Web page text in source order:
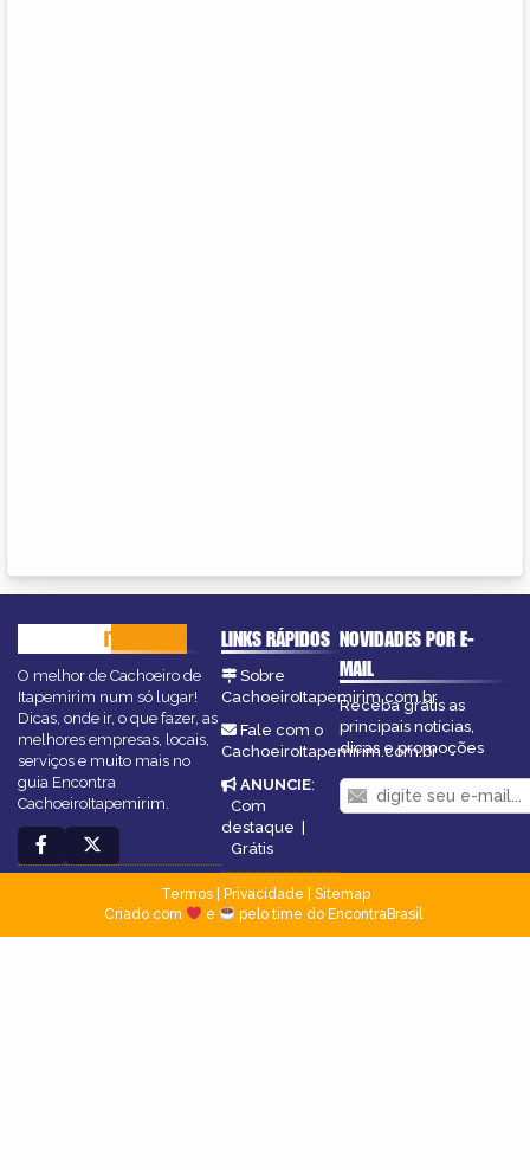
ITAPEMIRIM
O melhor de Cachoeiro de
Itapemirim num só lugar!
Dicas, onde ir, o que fazer, as
melhores empresas, locais,
serviços e muito mais no
guia Encontra
CachoeiroItapemirim.
LINKS RÁPIDOS
Sobre
CachoeiroItapemirim.com.br
Fale com o
CachoeiroItapemirim.com.br
ANUNCIE:
Com
destaque
Grátis
NOVIDADES POR E-
MAIL
Receba grátis as
principais notícias,
dicas e promoções
Termos| Privacidade
Sitemap
Criado com
e pelo time do EncontraBrasil